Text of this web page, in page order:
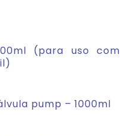
(para uso com
pump – 1000ml